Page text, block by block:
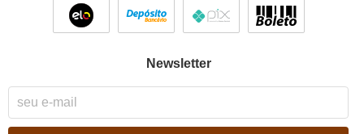
Newsletter